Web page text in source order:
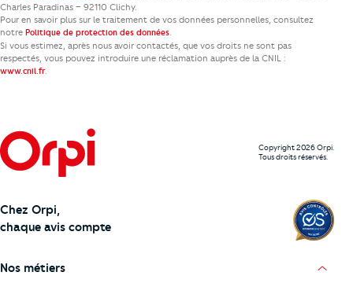
Charles Paradinas – 92110 Clichy.
Pour en savoir plus sur le traitement de vos données personnelles, consultez
notre Politique de protection des données.
Si vous estimez, après nous avoir contactés, que vos droits ne sont pas
respectés, vous pouvez introduire une réclamation auprès de la CNIL :
www.cnil.fr.
Copyright 2026 Orpi.
Tous droits réservés.
Chez Orpi,
chaque avis compte
Nos métiers